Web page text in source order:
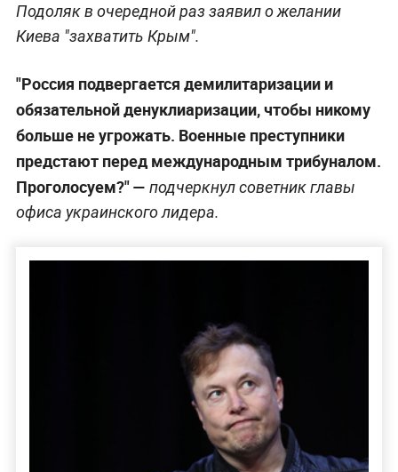
Подоляк в очередной раз заявил о желании
Киева "захватить Крым".
"Россия подвергается демилитаризации и
обязательной денуклиаризации, чтобы никому
больше не угрожать. Военные преступники
предстают перед международным трибуналом.
Проголосуем?" — подчеркнул советник главы
офиса украинского лидера.